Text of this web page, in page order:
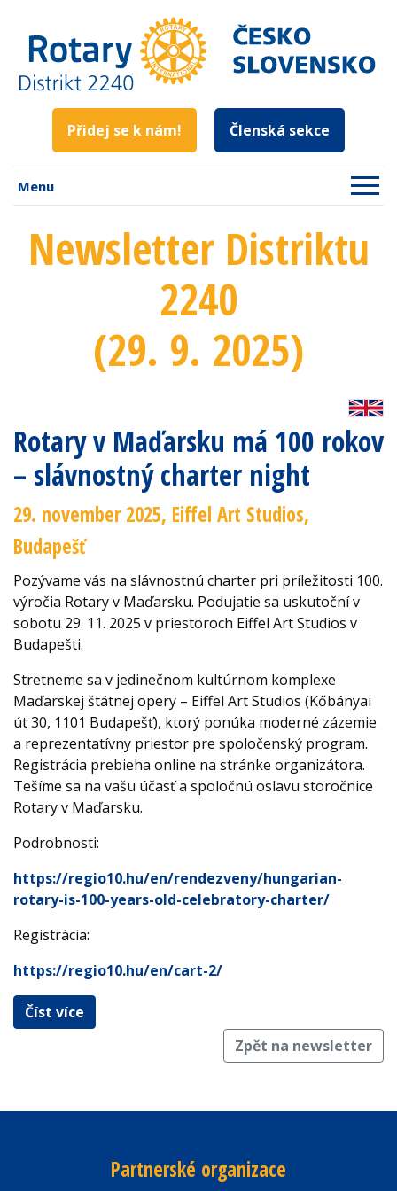
Přidej se k nám! Členská sekce
Menu
Newsletter Distriktu
2240
(29. 9. 2025)
Rotary v Maďarsku má 100 rokov
– slávnostný charter night
29. november 2025, Eiffel Art Studios,
Budapešť
Pozývame vás na slávnostnú charter pri príležitosti 100.
výročia Rotary v Maďarsku. Podujatie sa uskutoční v
sobotu 29. 11. 2025 v priestoroch Eiffel Art Studios v
Budapešti.
Stretneme sa v jedinečnom kultúrnom komplexe
Maďarskej štátnej opery – Eiffel Art Studios (Kőbányai
út 30, 1101 Budapešť), ktorý ponúka moderné zázemie
a reprezentatívny priestor pre spoločenský program.
Registrácia prebieha online na stránke organizátora.
Tešíme sa na vašu účasť a spoločnú oslavu storočnice
Rotary v Maďarsku.
Podrobnosti:
https://regio10.hu/en/rendezveny/hungarian-
rotary-is-100-years-old-celebratory-charter/
Registrácia:
https://regio10.hu/en/cart-2/
Číst více
Zpět na newsletter
Partnerské organizace